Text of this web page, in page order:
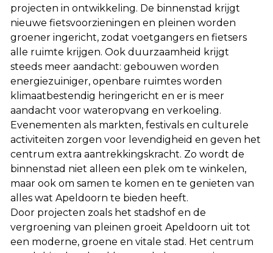
projecten in ontwikkeling. De binnenstad krijgt
nieuwe fietsvoorzieningen en pleinen worden
groener ingericht, zodat voetgangers en fietsers
alle ruimte krijgen. Ook duurzaamheid krijgt
steeds meer aandacht: gebouwen worden
energiezuiniger, openbare ruimtes worden
klimaatbestendig heringericht en er is meer
aandacht voor wateropvang en verkoeling.
Evenementen als markten, festivals en culturele
activiteiten zorgen voor levendigheid en geven het
centrum extra aantrekkingskracht. Zo wordt de
binnenstad niet alleen een plek om te winkelen,
maar ook om samen te komen en te genieten van
alles wat Apeldoorn te bieden heeft.
Door projecten zoals het stadshof en de
vergroening van pleinen groeit Apeldoorn uit tot
een moderne, groene en vitale stad. Het centrum